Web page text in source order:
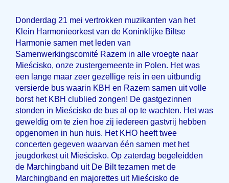
Donderdag 21 mei vertrokken muzikanten van het
Klein Harmonieorkest van de Koninklijke Biltse
Harmonie samen met leden van
Samenwerkingscomité Razem in alle vroegte naar
Mieścisko, onze zustergemeente in Polen. Het was
een lange maar zeer gezellige reis in een uitbundig
versierde bus waarin KBH en Razem samen uit volle
borst het KBH clublied zongen! De gastgezinnen
stonden in Mieścisko de bus al op te wachten. Het was
geweldig om te zien hoe zij iedereen gastvrij hebben
opgenomen in hun huis. Het KHO heeft twee
concerten gegeven waarvan één samen met het
jeugdorkest uit Mieścisko. Op zaterdag begeleidden
de Marchingband uit De Bilt tezamen met de
Marchingband en majorettes uit Mieścisko de